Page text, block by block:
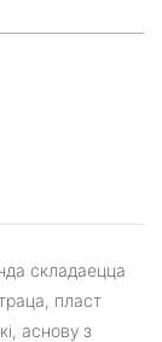
складаецца
пласт
аснову з